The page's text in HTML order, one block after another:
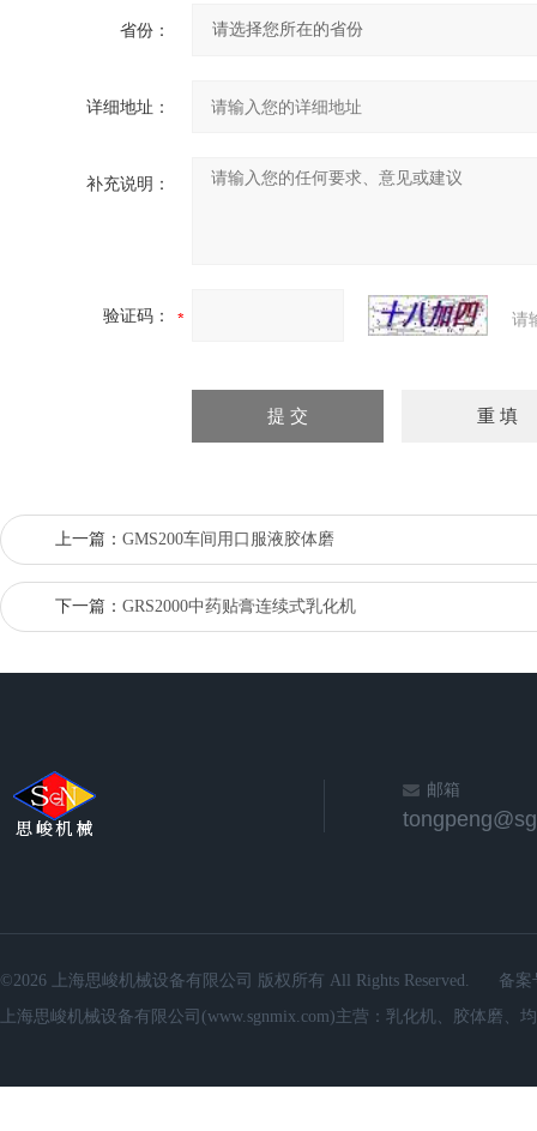
省份：
详细地址：
补充说明：
验证码： 请
上一篇： GMS200车间用口服液胶体磨
下一篇： GRS2000中药贴膏连续式乳化机
邮箱
©2026 上海思峻机械设备有限公司 版权所有 All Rights Reserved.
备案
上海思峻机械设备有限公司(www.sgnmix.com)主营：乳化机、胶体磨